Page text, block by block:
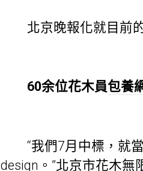
北京晚報化就目前的
60余位花木員包養
“我們7月中標，就當
design。”北京市花木無